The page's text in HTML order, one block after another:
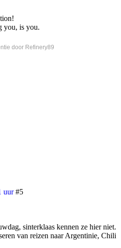
you, is you.
door Refinery89
uur #5
sinterklaas kennen ze hier niet.
van reizen naar Argentinie, Chili